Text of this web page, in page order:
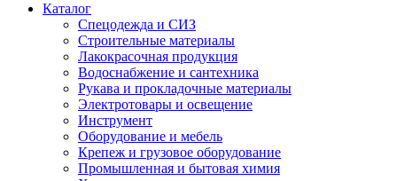
Каталог
Спецодежда и СИЗ
Строительные материалы
Лакокрасочная продукция
Водоснабжение и сантехника
Рукава и прокладочные материалы
Электротовары и освещение
Инструмент
Оборудование и мебель
Крепеж и грузовое оборудование
Промышленная и бытовая химия